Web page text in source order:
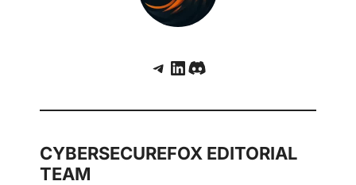
Telegram
LinkedIn
Discord
CYBERSECUREFOX EDITORIAL
TEAM